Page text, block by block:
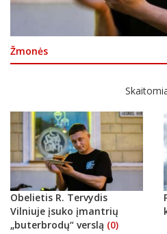
Žmonės
Obelietis R. Tervydis
Vilniuje įsuko įmantrių
„buterbrodų“ verslą (0)